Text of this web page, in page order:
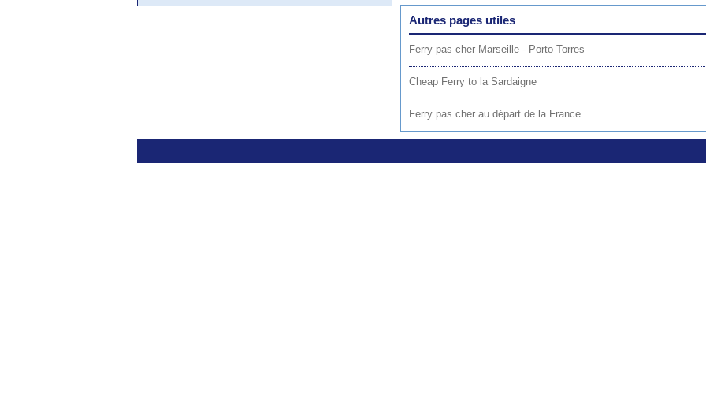
Autres pages utiles
Ferry pas cher Marseille - Porto Torres
Cheap Ferry to la Sardaigne
Ferry pas cher au départ de la France